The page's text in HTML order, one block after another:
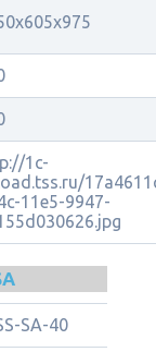
1c-
11e5-9947-
SA-40